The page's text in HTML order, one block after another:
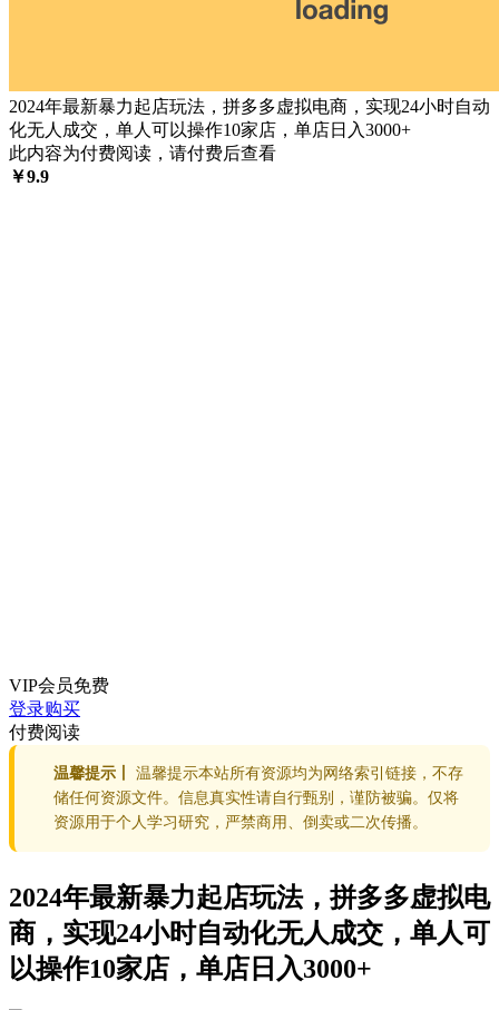
2024年最新暴力起店玩法，拼多多虚拟电商，实现24小时自动
化无人成交，单人可以操作10家店，单店日入3000+
此内容为付费阅读，请付费后查看
￥9.9
VIP会员免费
登录购买
付费阅读
温馨提示丨
温馨提示本站所有资源均为网络索引链接，不存
储任何资源文件。信息真实性请自行甄别，谨防被骗。仅将
资源用于个人学习研究，严禁商用、倒卖或二次传播。
2024年最新暴力起店玩法，拼多多虚拟电
商，实现24小时自动化无人成交，单人可
以操作10家店，单店日入3000+